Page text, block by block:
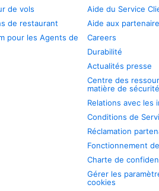
de vols
de restaurant
pour les Agents de
Aide du Service
Aide aux
Careers
Durabilité
Actualités presse
Centre des
matière de sécurité
Relations avec les
Conditions de
Réclamation
Fonctionnement
Charte de
Gérer les
cookies